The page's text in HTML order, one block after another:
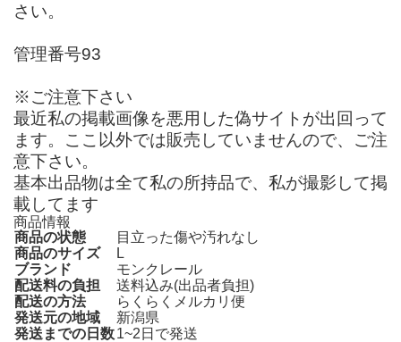
さい。
管理番号93
※ご注意下さい
最近私の掲載画像を悪用した偽サイトが出回って
ます。ここ以外では販売していませんので、ご注
意下さい。
基本出品物は全て私の所持品で、私が撮影して掲
載してます
商品情報
商品の状態
目立った傷や汚れなし
商品のサイズ
L
ブランド
モンクレール
配送料の負担
送料込み(出品者負担)
配送の方法
らくらくメルカリ便
発送元の地域
新潟県
発送までの日数1~2日で発送